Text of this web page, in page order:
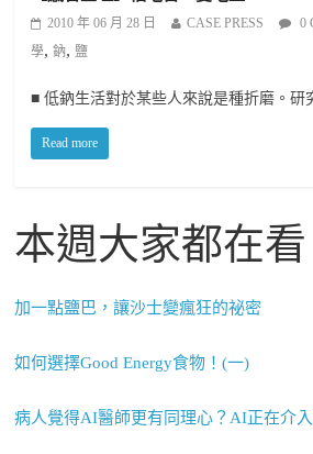
2010 年 06 月 28 日 CASE PRESS 0
學,鈉, 鹽
■ 低鈉生活對於某些人來說是種折磨。研
Read more
本週大家都在看
加一點鹽巴，讓沙士變瘋狂的祕密
如何選擇Good Energy食物！(一)
病人覺得AI醫師更有同理心？AI正在介入